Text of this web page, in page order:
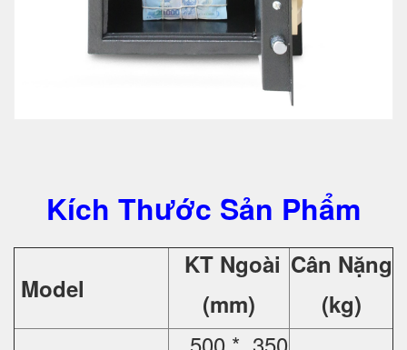
Kích Thước Sản Phẩm
Model
KT Ngoài
(mm)
Cân Nặng
(kg)